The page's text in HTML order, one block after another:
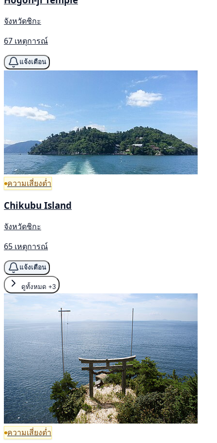
จังหวัดชิกะ
67 เหตุการณ์
แจ้งเตือน
ความเสี่ยงต่ำ
Chikubu Island
จังหวัดชิกะ
65 เหตุการณ์
แจ้งเตือน
ดูทั้งหมด +3
ความเสี่ยงต่ำ